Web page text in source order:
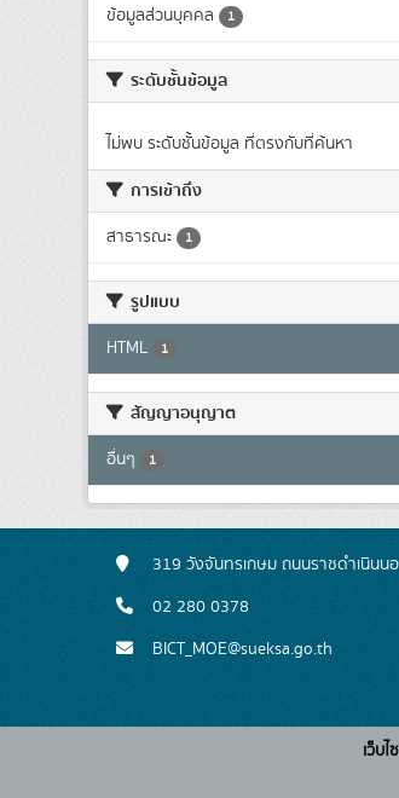
ข้อมูลส่วนบุคคล 1
ระดับชั้นข้อมูล
ไม่พบ ระดับชั้นข้อมูล ที่ตรงกับที่ค้นหา
การเข้าถึง
สาธารณะ 1
รูปแบบ
HTML 1
สัญญาอนุญาต
อื่นๆ 1
319 วังจันทรเกษม ถนนราชดำเนิน
02 280 0378
BICT_MOE@sueksa.go.th
เว็บ